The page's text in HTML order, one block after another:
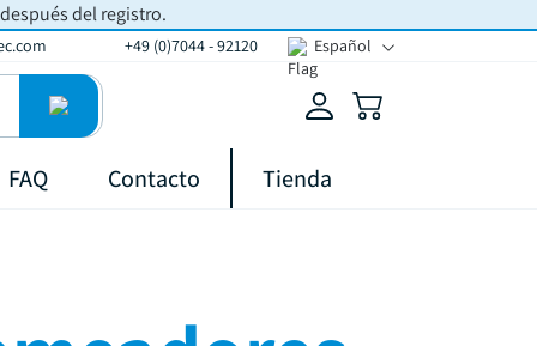
del registro.
+49 (0)7044 - 92120 Español
FAQ Contacto Tienda